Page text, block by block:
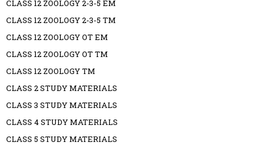
CLASS 12 ZOOLOGY 2-3-5 EM
CLASS 12 ZOOLOGY 2-3-5 TM
CLASS 12 ZOOLOGY OT EM
CLASS 12 ZOOLOGY OT TM
CLASS 12 ZOOLOGY TM
CLASS 2 STUDY MATERIALS
CLASS 3 STUDY MATERIALS
CLASS 4 STUDY MATERIALS
CLASS 5 STUDY MATERIALS